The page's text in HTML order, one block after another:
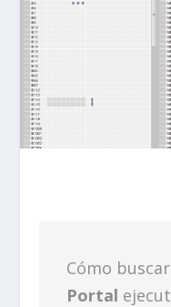
Cómo buscar
Portal